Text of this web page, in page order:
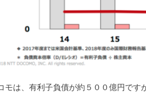
モは、有利子負債が約５００億円です